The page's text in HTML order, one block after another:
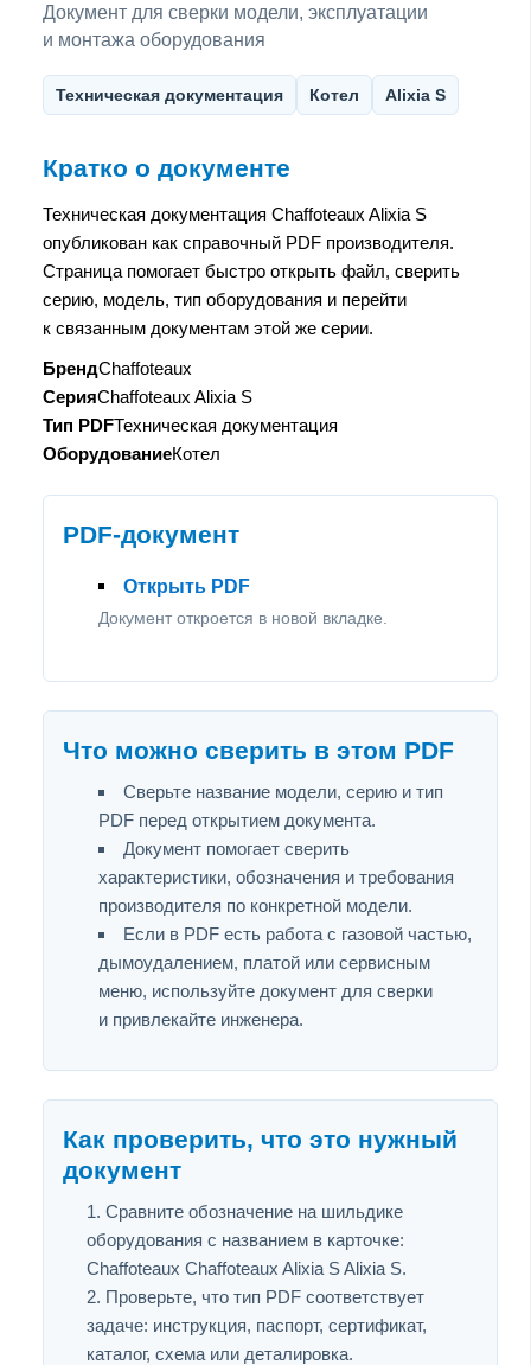
Документ для сверки модели, эксплуатации
и монтажа оборудования
Техническая документация Котел Alixia S
Кратко о документе
Техническая документация Chaffoteaux Alixia S
опубликован как справочный PDF производителя.
Страница помогает быстро открыть файл, сверить
серию, модель, тип оборудования и перейти
к связанным документам этой же серии.
БрендChaffoteaux
СерияChaffoteaux Alixia S
Тип PDFТехническая документация
ОборудованиеКотел
PDF-документ
Открыть PDF
Документ откроется в новой вкладке.
Что можно сверить в этом PDF
Сверьте название модели, серию и тип
PDF перед открытием документа.
Документ помогает сверить
характеристики, обозначения и требования
производителя по конкретной модели.
Если в PDF есть работа с газовой частью,
дымоудалением, платой или сервисным
меню, используйте документ для сверки
и привлекайте инженера.
Как проверить, что это нужный
документ
Сравните обозначение на шильдике
оборудования с названием в карточке:
Chaffoteaux Chaffoteaux Alixia S Alixia S.
Проверьте, что тип PDF соответствует
задаче: инструкция, паспорт, сертификат,
каталог, схема или деталировка.